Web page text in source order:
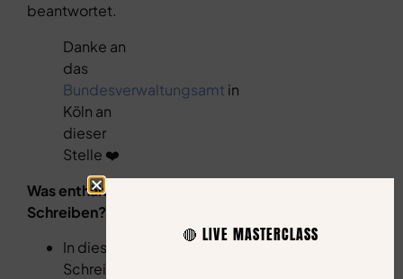
beantwortet.
Danke an
das
Bundesverwaltungsamt in
Köln an
dieser
Stelle ❤️
Was enthält dieses
Schreiben?
In diesem
Schreiben sind
🔴 LIVE MASTERCLASS